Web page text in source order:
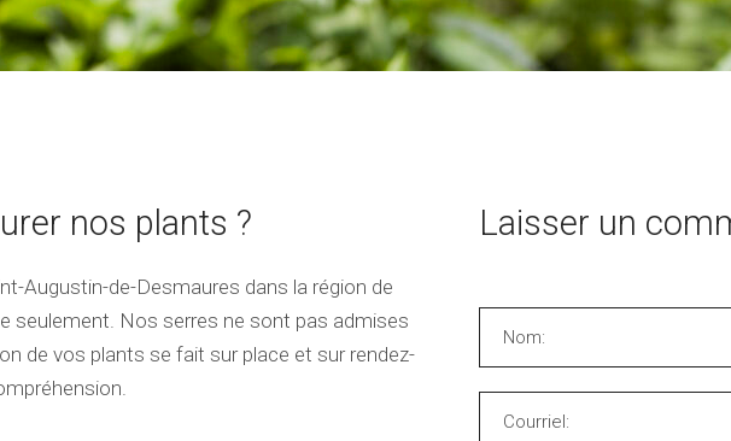
nos plants ?
Augustin-de-Desmaures dans la région de
seulement. Nos serres ne sont pas admises
de vos plants se fait sur place et sur rendez-
Laisser un